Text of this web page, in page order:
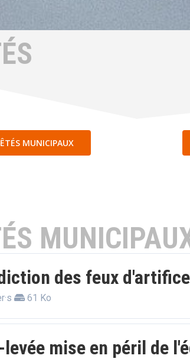
MUNICIPAUX
des feux
61 Ko
mise en péril de